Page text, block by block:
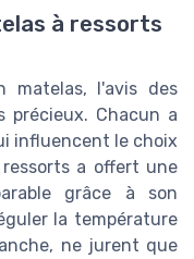
à ressorts
matelas, l'avis des
précieux. Chacun a
influencent le choix
a offert une
grâce à son
la température
ne jurent que